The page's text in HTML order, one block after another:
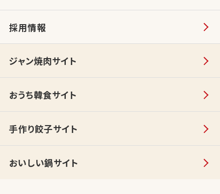
採用情報
ジャン焼肉サイト
おうち韓食サイト
手作り餃子サイト
おいしい鍋サイト